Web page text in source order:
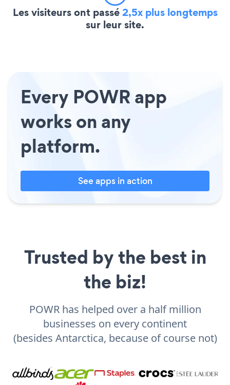
Les visiteurs ont passé2,5x plus longtemps
sur leur site.
Every POWR app
works on any
platform.
See apps in action
Trusted by the best in
the biz!
POWR has helped over a half million
businesses on every continent
(besides Antarctica, because of course not)